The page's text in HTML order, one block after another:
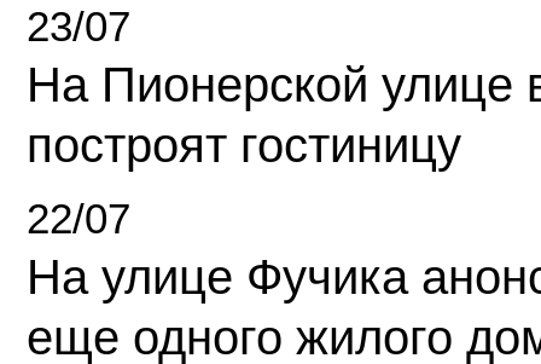
23/07
На Пионерской улице
построят гостиницу
22/07
На улице Фучика
еще одного жилого